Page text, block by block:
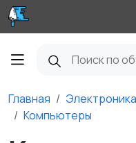
Главная Электроника
Компьютеры